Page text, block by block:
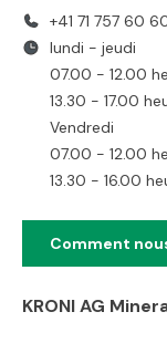
+41 71 757 60
lundi - jeudi
07.00 - 12.00
13.30 - 17.00
Vendredi
07.00 - 12.00
13.30 - 16.00
Comment
KRONI AG